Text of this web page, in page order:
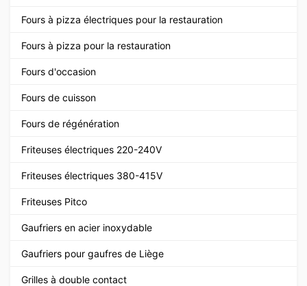
Fours à pizza électriques pour la restauration
Fours à pizza pour la restauration
Fours d'occasion
Fours de cuisson
Fours de régénération
Friteuses électriques 220-240V
Friteuses électriques 380-415V
Friteuses Pitco
Gaufriers en acier inoxydable
Gaufriers pour gaufres de Liège
Grilles à double contact